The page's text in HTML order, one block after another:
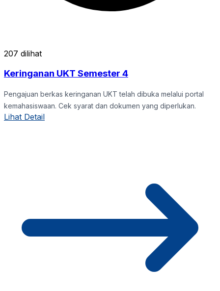
207 dilihat
Keringanan UKT Semester 4
Pengajuan berkas keringanan UKT telah dibuka melalui portal
kemahasiswaan. Cek syarat dan dokumen yang diperlukan.
Lihat Detail